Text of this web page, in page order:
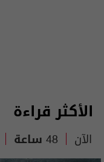
الأكثر قراءة
الآن 48 ساعة